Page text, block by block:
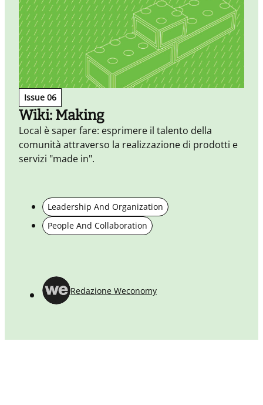
Issue 06
Wiki: Making
Local è saper fare: esprimere il talento della
comunità attraverso la realizzazione di prodotti e
servizi "made in".
Leadership And Organization
People And Collaboration
Redazione Weconomy